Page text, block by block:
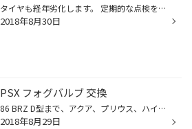
タイヤも経年劣化します。 定期的な点検をお勧めします。 写真は超 危険状態のタイヤです。 タイヤ館では無料タイヤ点検実施中です。 お気軽にご来店ください
2018年8月30日
PSX フォグバルブ 交換
86 BRZ D型まで、アクア、プリウス、ハイエースなどのフォグにはPSX24 、26とよばれるバルブ構造になっています 軽量設計の為、バルブ形状が特殊でレンズカバーが樹脂になっています ただしスモール球か！！と思える暗いっ 熱量の多いバルブだと樹脂カバーが溶けてしまうといった欠点があります そ...
2018年8月29日